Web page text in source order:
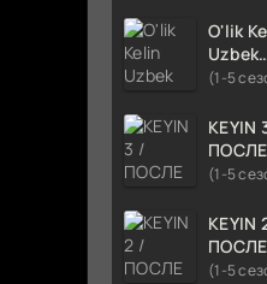
HIND
2024
O'lik
Uzbek
tilida
Tarjima
kino
(1-5
KEYIN
AFTER
FILM
UZBEK
TILIDA
(1-5
KEYIN
AFTER
(1-5